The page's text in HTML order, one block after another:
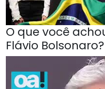
O que você
Flávio